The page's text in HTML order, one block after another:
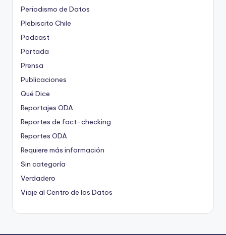
Periodismo de Datos
Plebiscito Chile
Podcast
Portada
Prensa
Publicaciones
Qué Dice
Reportajes ODA
Reportes de fact-checking
Reportes ODA
Requiere más información
Sin categoría
Verdadero
Viaje al Centro de los Datos